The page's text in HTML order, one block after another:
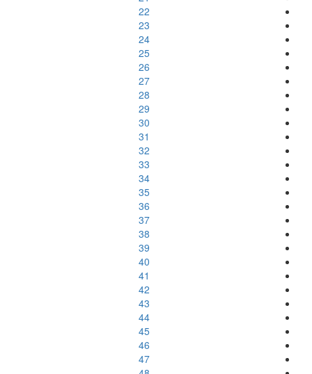
22
23
24
25
26
27
28
29
30
31
32
33
34
35
36
37
38
39
40
41
42
43
44
45
46
47